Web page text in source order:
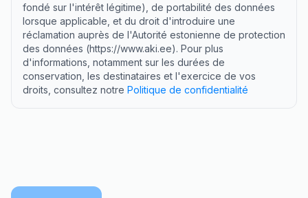
fondé sur l'intérêt légitime), de portabilité des données
lorsque applicable, et du droit d'introduire une
réclamation auprès de l'Autorité estonienne de protection
des données (https://www.aki.ee). Pour plus
d'informations, notamment sur les durées de
conservation, les destinataires et l'exercice de vos
droits, consultez notre Politique de confidentialité